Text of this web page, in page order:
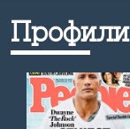
Профили